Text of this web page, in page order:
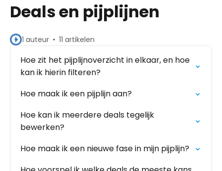
Deals en pijplijnen
1 auteur 11 artikelen
Hoe zit het pijplijnoverzicht in elkaar, en hoe
kan ik hierin filteren?
Hoe maak ik een pijplijn aan?
Hoe kan ik meerdere deals tegelijk
bewerken?
Hoe maak ik een nieuwe fase in mijn pijplijn?